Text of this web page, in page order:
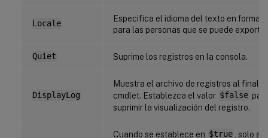
Locale
Especifica el idioma del texto en
para las personas que se puede
Quiet Suprime los registros en la consola.
DisplayLog
Muestra el archivo de registros al
cmdlet. Establezca el valor $false
suprimir la visualización del registro.
Cuando se establece en $true
, solo